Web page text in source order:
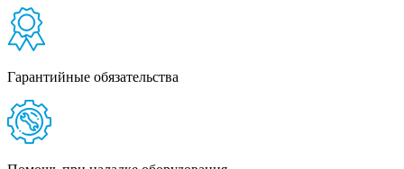
Гарантийные обязательства